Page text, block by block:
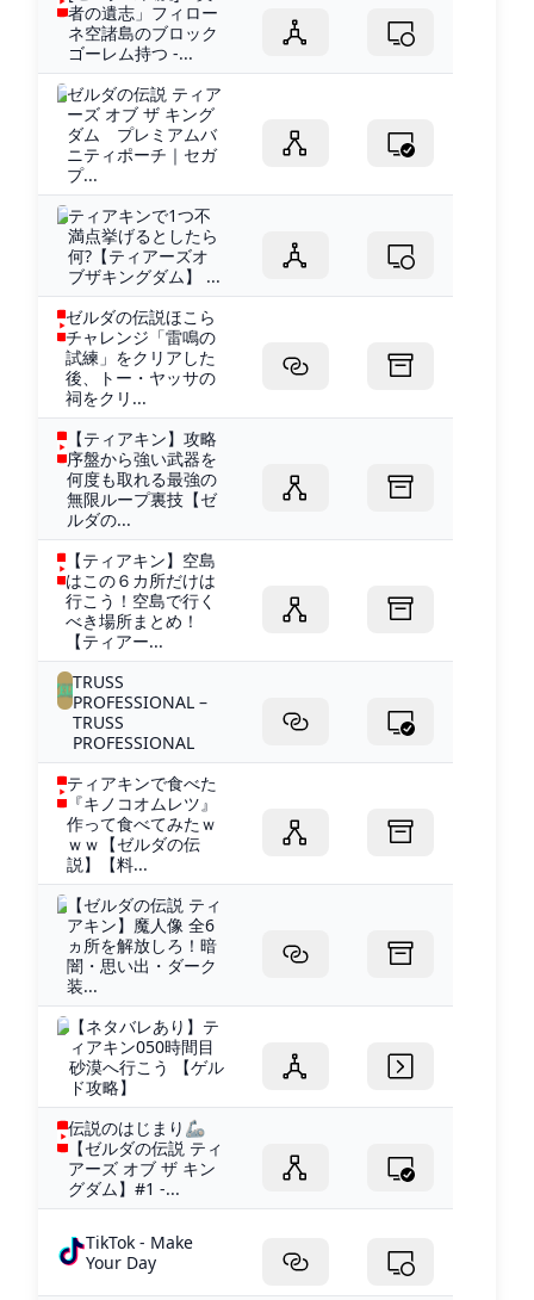
者の遺志」フィロー
ネ空諸島のブロック
ゴーレム持つ -...
ゼルダの伝説 ティア
ーズ オブ ザ キング
ダム プレミアムバ
ニティポーチ｜セガ
プ...
ティアキンで1つ不
満点挙げるとしたら
何?【ティアーズオ
ブザキングダム】 ...
ゼルダの伝説ほこら
チャレンジ「雷鳴の
試練」をクリアした
後、トー・ヤッサの
祠をクリ...
【ティアキン】攻略
序盤から強い武器を
何度も取れる最強の
無限ループ裏技【ゼ
ルダの...
【ティアキン】空島
はこの６カ所だけは
行こう！空島で行く
べき場所まとめ！
【ティアー...
TRUSS
PROFESSIONAL –
TRUSS
PROFESSIONAL
ティアキンで食べた
『キノコオムレツ』
作って食べてみたｗ
ｗｗ【ゼルダの伝
説】【料...
【ゼルダの伝説 ティ
アキン】魔人像 全6
ヵ所を解放しろ！暗
闇・思い出・ダーク
装...
【ネタバレあり】テ
ィアキン050時間目
砂漠へ行こう 【ゲル
ド攻略】
伝説のはじまり🦾
【ゼルダの伝説 ティ
アーズ オブ ザ キン
グダム】#1 -...
TikTok - Make
Your Day